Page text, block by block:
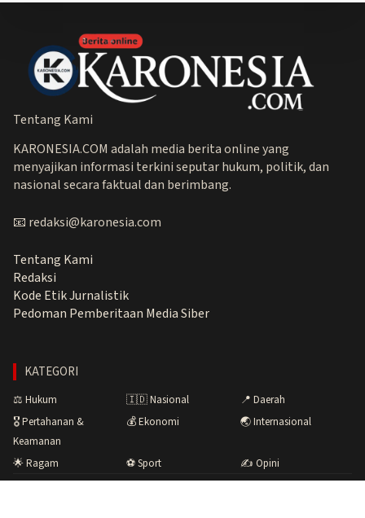
Tentang Kami
KARONESIA.COM adalah media berita online yang
menyajikan informasi terkini seputar hukum, politik, dan
nasional secara faktual dan berimbang.
📧 redaksi@karonesia.com
Tentang Kami
Redaksi
Kode Etik Jurnalistik
Pedoman Pemberitaan Media Siber
KATEGORI
⚖️ Hukum 🇮🇩 Nasional
📍 Daerah
🎖️ Pertahanan &
Keamanan
💰 Ekonomi 🌏 Internasional
🌟 Ragam ⚽ Sport ✍️ Opini